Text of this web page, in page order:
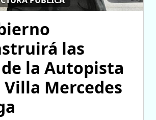
las
la Autopista
Mercedes